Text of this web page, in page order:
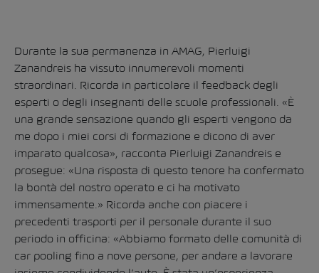
Durante la sua permanenza in AMAG, Pierluigi
Zanandreis ha vissuto innumerevoli momenti
straordinari. Ricorda in particolare il feedback degli
esperti o degli insegnanti delle scuole professionali. «È
una grande sensazione quando gli esperti vengono da
me dopo i miei corsi di formazione e dicono di aver
imparato qualcosa», racconta Pierluigi Zanandreis e
prosegue: «Una risposta di questo tenore ha confermato
la bontà del nostro operato e ci ha motivato
immensamente.» Ricorda anche con piacere i
precedenti trasporti per il personale durante il suo
periodo in officina: «Abbiamo formato delle comunità di
car pooling fino a nove persone, per andare a lavorare